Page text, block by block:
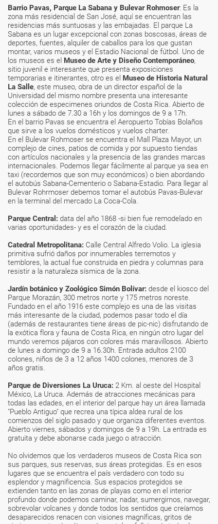
Barrio Pavas, Parque La Sabana y Bulevar Rohmoser: Es la
zona más residencial de San José, aquí se encuentran las
residencias más suntuosas y las embajadas. El parque La
Sabana es un lugar excepcional con zonas boscosas, áreas de
deportes, fuentes, alquiler de caballos para los que gustan
montar, varios museos y el Estadio Nacional de fútbol. Uno de
los museos es el Museo de Arte y Diseño Contemporáneo,
sitio juvenil e interesante que presenta exposiciones
temporarias e itinerantes, otro es el Museo de Historia Natural
La Salle, este museo, obra de un director español de la
Universidad del mismo nombre presenta una interesante
colección de especimenes oriundos de Costa Rica. Abierto de
lunes a sábado de 7.30 a 16h y los domingos de 9 a 17h.
En el barrio Pavas se encuentra el Aeropuerto Tobías Bolaños
que sirve a los vuelos domésticos y vuelos charter.
En el Bulevar Rohmoser se encuentra el Mall Plaza Mayor, un
complejo de cines, patios de comida y por supuesto tiendas
con artículos nacionales y la presencia de las grandes marcas
internacionales. Podemos llegar fácilmente al parque ya sea en
taxi (recordemos que son muy económicos) o bien abordando
el autobús Sabana-Cementerio o Sabana-Estadio. Para llegar al
Bulevar Rohrmoser debemos tomar el autobús Pavas-Bulevar
en la terminal del mercado La Coca-Cola.
Parque Central: data del año 1868 -si bien fue remodelado en
varias oportunidades- y es el corazón de la ciudad.
Catedral Metropolitana: Calle Central Alfredo Volio. La iglesia
primitiva sufrió daños por innumerables terremotos y
temblores, la actual fue construida en piedra y columnas para
resistir a la naturaleza sísmica de la zona.
Jardín botánico y Zoológico Simón Bolívar: desde el kiosco del
Parque Morazán, 300 metros norte y 175 metros noreste.
Fundado en el año 1916 este complejo es una de las visitas
más interesante de la ciudad, podemos pasar todo el día
(además de restaurantes tiene áreas de pic-nic) disfrutando de
la exótica flora y fauna de Costa Rica, en ningún otro lugar del
mundo veremos pájaros con colores más maravillosos. Abierto
de lunes a domingo de 9 a 16.30h. Entrada adultos 2100
colones, niños de 3 a 12 años 1400 colones, menores de 3
años gratis.
Parque de Diversiones La Uruca: 2 Km. al oeste del Hospital
México, La Uruca. Además de atracciones mecánicas para
todas las edades, en el interior del parque hay un área llamada
"Pueblo Antiguo" que recrea una típica aldea rural de los
comienzos del siglo pasado y que organiza diferentes eventos.
Abierto viernes, sábados y domingos de 9 a 19h. La entrada es
gratuita y debe abonarse cada juego o atracción.
No olvidemos que los verdaderos museos de Costa Rica son
sus parques, sus reservas, sus áreas protegidas. Es en esos
lugares que se encuentra el país verdadero con todo su
esplendor y magnificencia. Sus espacios protegidos se
extienden tanto en las zonas de playas como en el interior
profundo donde podemos caminar, nadar, sumergirnos, navegar,
sobrevolar volcanes y donde todos los sentidos que creíamos
desaparecidos renacen con visiones magníficas, gritos de